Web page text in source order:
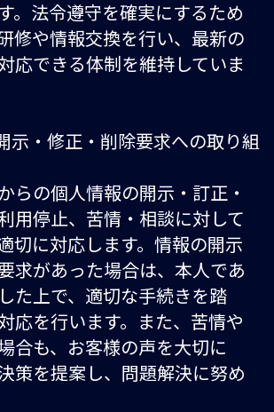
。法令遵守を確実にするため
修や情報交換を行い、最新の
応できる体制を維持していま
示・修正・削除要求への取り組
らの個人情報の開示・訂正・
用停止、苦情・相談に対して
切に対応します。情報の開示
求があった場合は、本人であ
た上で、適切な手続きを踏
応を行います。また、苦情や
合も、お客様の声を大切に
策を提案し、問題解決に努め